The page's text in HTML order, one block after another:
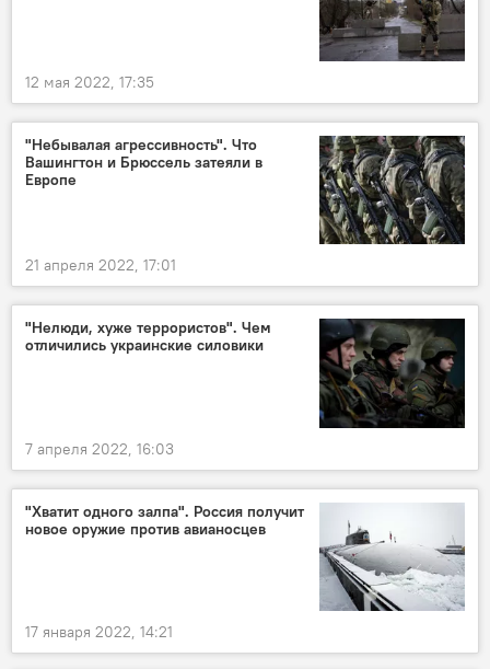
12 мая 2022, 17:35
"Небывалая агрессивность". Что
Вашингтон и Брюссель затеяли в
Европе
21 апреля 2022, 17:01
"Нелюди, хуже террористов". Чем
отличились украинские силовики
7 апреля 2022, 16:03
"Хватит одного залпа". Россия получит
новое оружие против авианосцев
17 января 2022, 14:21